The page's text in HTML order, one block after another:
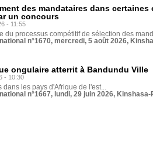
des mandataires dans
un concours
- 11:55
du processus compétitif de sélection des
n°1670, mercredi, 5 août 2026,
ongulaire atterrit à Bandundu Ville
- 10:30
dans les pays d'Afrique de l'est...
n°1667, lundi, 29 juin 2026,